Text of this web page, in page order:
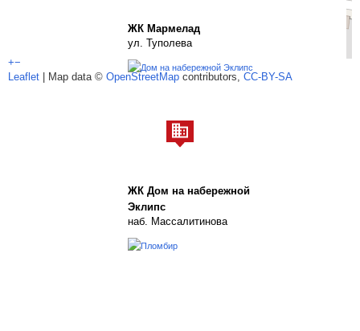
+−
Leaflet | Map data © OpenStreetMap contributors, CC-BY-SA
ЖК Мармелад
ул. Туполева
ЖК Дом на набережной
Эклипс
наб. Массалитинова